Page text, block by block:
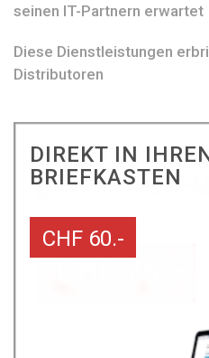
seinen IT-Partnern erwartet
Diese Dienstleistungen
Distributoren
DIREKT IN
BRIEFKASTEN
CHF 60.-